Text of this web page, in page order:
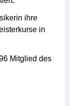
ihre
in
Mitglied des